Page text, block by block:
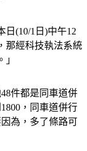
日(10/1日)中午12
那經科技執法系統
件都是同車道併
，同車道併行
為，多了條路可